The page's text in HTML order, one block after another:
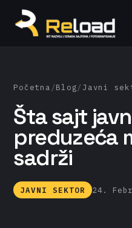
Početna /Blog/ Javni
Šta sajt
preduzeća
sadrži
JAVNI SEKTOR 24.